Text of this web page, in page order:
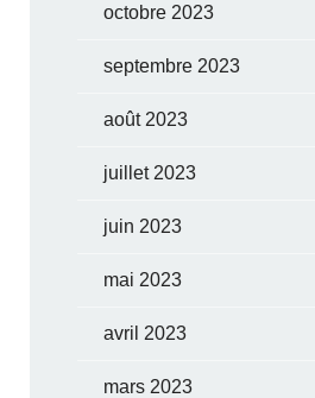
octobre 2023
septembre 2023
août 2023
juillet 2023
juin 2023
mai 2023
avril 2023
mars 2023